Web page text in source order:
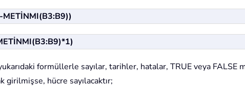
METİNMI(B3:B9))
formüllerle sayılar, tarihler, hatalar, TRUE veya FALSE
girilmişse, hücre sayılacaktır;